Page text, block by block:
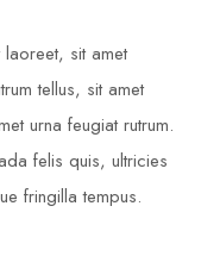
sit amet
tellus, sit amet
urna feugiat rutrum.
felis quis, ultricies
fringilla tempus.